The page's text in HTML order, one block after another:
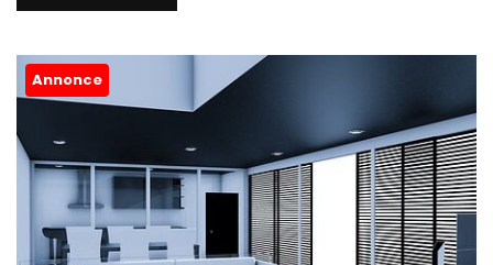
Annonce